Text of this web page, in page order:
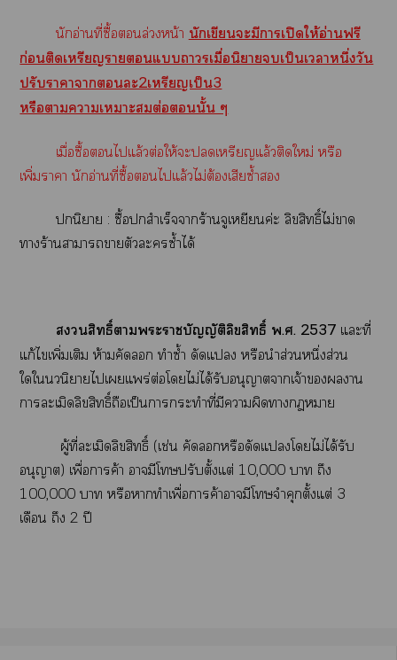
นักอ่านที่ซื้อล่วงหน้านักเขียนะมีาเปิดให้อ่านฟรี
ก่อนติดเหรียญาแาเมื่อนิยายเป็นเาหนึ่งวัน
ปรับาาาะ2เหรียญเป็น3
หรือาาเาะต่อนั้น ๆ
เมื่อซื้อไแล้วต่อให้ะเหรียญแล้วติดใหม่ หรือ
เพิ่มาา นักอ่านที่ซื้อไแล้วไม่ต้องเสียซ้ำ
นิยาย : ซื้อสำเร็จาร้านจูเหยียนค่ะ ลิขสิทธิ์ไม่า
าร้านาาาตัวะซ้ำได้
สิทธิ์าะาบัญญัติลิขสิทธิ์ พ.ศ. 2537แะที่
แก้ไเพิ่มเติม ห้ามคัด ทำซ้ำ ดัดแ หรือนำส่วนหนึ่งส่วน
ใในวนิยายไเแพร่ต่อโไม่ได้รับอนุญาตาเจ้าาน
าละเมิดลิขสิทธิ์ถือเป็นาะทำที่มีาผิดาา
ผู้ที่ละเมิดลิขสิทธิ์ (เช่น คัดหรือดัดแโไม่ได้รับ
อนุญาต) เพื่อาค้า ามีโปรับตั้งแต่ 10,000 า ถึง
100,000 า หรือาทำเพื่อาค้าามีโจำคุกตั้งแต่ 3
เดือน ถึง 2 ปี